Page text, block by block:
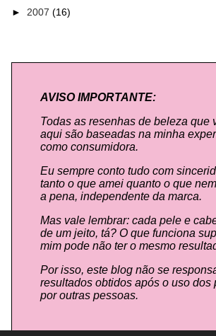
► 2007 (16)
AVISO IMPORTANTE:
Todas as resenhas de beleza que
aqui são baseadas na minha
como consumidora.
Eu sempre conto tudo com
tanto o que amei quanto o que
a pena, independente da marca.
Mas vale lembrar: cada pele e
de um jeito, tá? O que funciona
mim pode não ter o mesmo
Por isso, este blog não se
resultados obtidos após o uso dos
por outras pessoas.